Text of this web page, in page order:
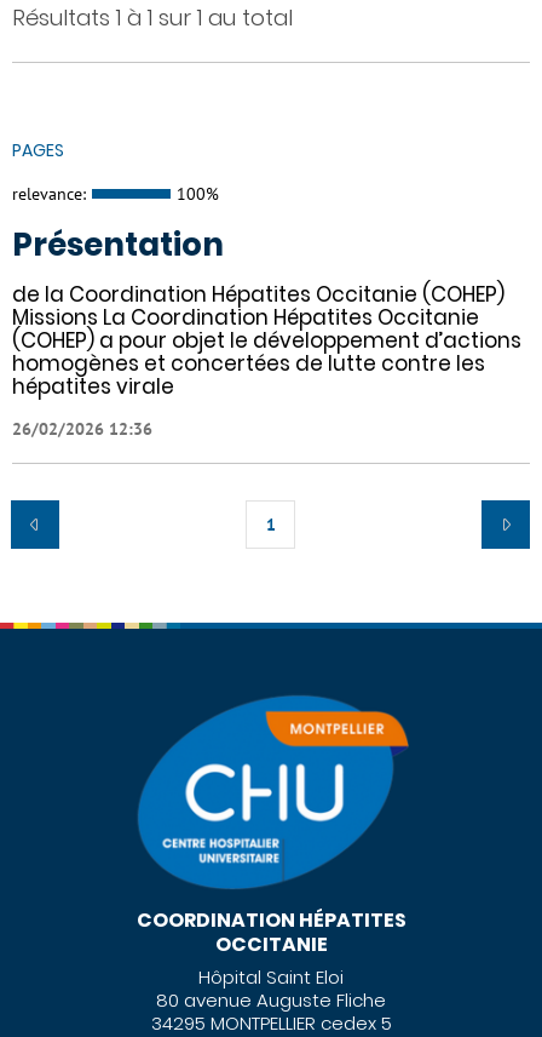
Résultats 1 à 1 sur 1 au total
PAGES
relevance: 100%
Présentation
de la Coordination Hépatites Occitanie (COHEP)
Missions La Coordination Hépatites Occitanie
(COHEP) a pour objet le développement d’actions
homogènes et concertées de lutte contre les
hépatites virale
26/02/2026 12:36
1
COORDINATION HÉPATITES
OCCITANIE
Hôpital Saint Eloi
80 avenue Auguste Fliche
34295 MONTPELLIER cedex 5